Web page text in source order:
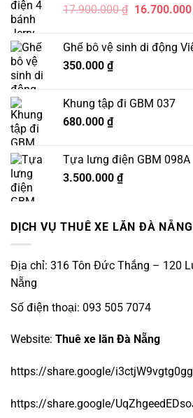
17.900.000₫ Giá
17.900.000
16.700.000
Ghế bô vệ sinh di động
350.000 ₫
Khung tập đi GBM 037
680.000 ₫
Tựa lưng điện GBM 098A
3.500.000 ₫
DỊCH VỤ THUÊ XE LĂN ĐÀ NẴNG
Địa chỉ: 316 Tôn Đức Thắng – 120
Nẵng
Số điện thoại: 093 505 7074
Website: Thuê xe lăn Đà Nẵng
https://share.google/
https://share.google/